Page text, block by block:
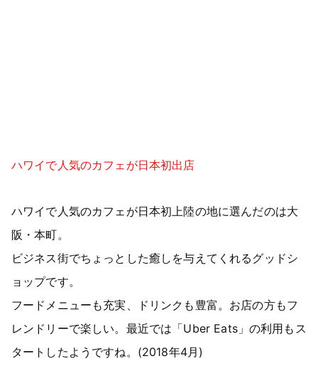
ハワイで人気のカフェが日本初出店
ハワイで人気のカフェが日本初上陸の地に選んだのは大
阪・本町。
ビジネス街でちょっとした癒しを与えてくれるグッドシ
ョップです。
フードメニューも充実、ドリンクも豊富。お店の方もフ
レンドリーで楽しい。最近では「Uber Eats」の利用もス
タートしたようですね。(2018年4月)